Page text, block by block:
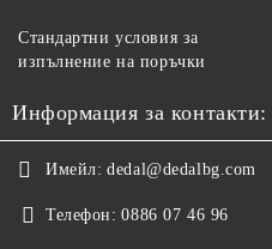
Стандартни условия за
изпълнение на поръчки
Информация за контакти:
Имейл: dedal@dedalbg.com
Телефон: 0886 07 46 96